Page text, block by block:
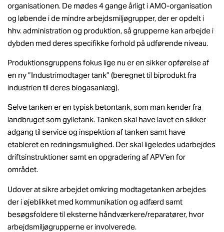
organisationen. De mødes 4 gange årligt i AMO-organisation
og løbende i de mindre arbejdsmiljøgrupper, der er opdelt i
hhv. administration og produktion, så grupperne kan arbejde i
dybden med deres specifikke forhold på udførende niveau.
Produktionsgruppens fokus lige nu er en sikker opførelse af
en ny ”Industrimodtager tank” (beregnet til biprodukt fra
industrien til deres biogasanlæg).
Selve tanken er en typisk betontank, som man kender fra
landbruget som gylletank. Tanken skal have lavet en sikker
adgang til service og inspektion af tanken samt have
etableret en redningsmulighed. Der skal ligeledes udarbejdes
driftsinstruktioner samt en opgradering af APV’en for
området.
Udover at sikre arbejdet omkring modtagetanken arbejdes
der i øjeblikket med kommunikation og adfærd samt
besøgsfoldere til eksterne håndværkere/reparatører, hvor
arbejdsmiljøgrupperne er involverede.